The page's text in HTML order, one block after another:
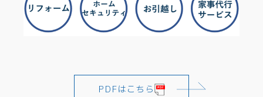
PDFはこちら